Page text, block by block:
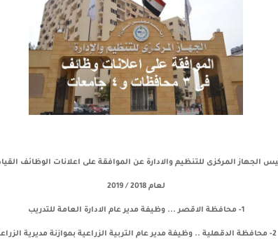
لعام 2018 / 2019
1- محافظة الاقصر ... وظيفة مدير عام الادارة العامة للتدريب
2- محافظة الدقهلية .. وظيفة مدير عام التربية الزراعية بموازنة مديرية الزراعة